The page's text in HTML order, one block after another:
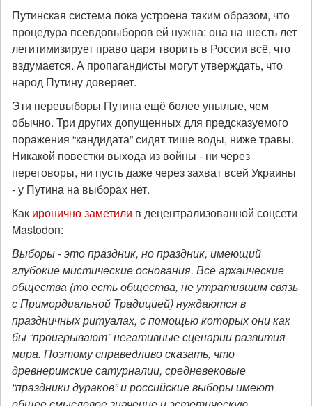
Путинская система пока устроена таким образом, что
процедура псевдовыборов ей нужна: она на шесть лет
легитимизирует право царя творить в России всё, что
вздумается. А пропагандисты могут утверждать, что
народ Путину доверяет.
Эти перевыборы Путина ещё более унылые, чем
обычно. Три других допущенных для предсказуемого
поражения “кандидата” сидят тише воды, ниже травы.
Никакой повестки выхода из войны - ни через
переговоры, ни пусть даже через захват всей Украины
- у Путина на выборах нет.
Как иронично заметили в децентрализованной соцсети
Mastodon:
Выборы - это праздник, но праздник, имеющий
глубокие мистические основания. Все архаические
общества (то есть общества, не утратившим связь
с Примордиальной Традицией) нуждаются в
праздничных ритуалах, с помощью которых они как
бы “проигрывают” негативные сценарии развития
мира. Поэтому справедливо сказать, что
древнеримские сатурналии, средневековые
“праздники дураков” и российские выборы имеют